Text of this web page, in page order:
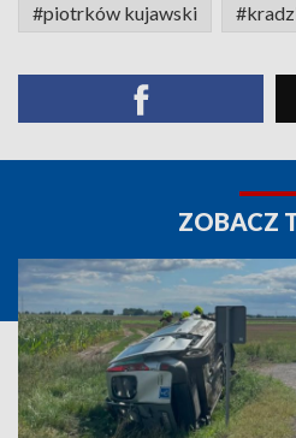
#piotrków kujawski
ZOBACZ